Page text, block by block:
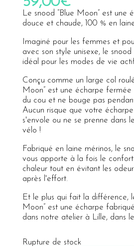
Le snood “Blue Moon” est une
douce et chaude, 100 % en
Imaginé pour les femmes et
avec son style unisexe, le snood
idéal pour les modes de vie
Conçu comme un large col
Moon” est une écharpe fermée
du cou et ne bouge pas
Aucun risque que votre
s'envole ou ne se prenne dans
vélo !
Fabriqué en laine mérinos, le
vous apporte à la fois le
chaleur tout en évitant les
après l'effort.
Et le plus qui fait la différence,
Moon” est une écharpe
dans notre atelier à Lille, dans
Rupture de stock